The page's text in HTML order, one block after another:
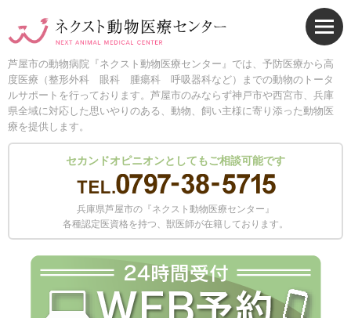
芦屋市の動物病院『ネクスト動物医療センター』では、予防医療から高
度医療（整形外科 眼科 腫瘍科 呼吸器科など）までの動物のトータ
ルサポートを行っております。芦屋市のみならず神戸市や西宮市、兵庫
県全域に対応した思いやりのある、動物、飼い主様に寄り添った動物医
療を提供します。
セカンドオピニオンとしてもご相談可能です
兵庫県芦屋市の『ネクスト動物医療センター』
各種認定医資格を持つ、獣医師が在籍しております。